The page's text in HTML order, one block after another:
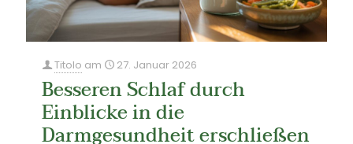
Titolo am 27. Januar 2026
Besseren Schlaf durch
Einblicke in die
Darmgesundheit erschließen